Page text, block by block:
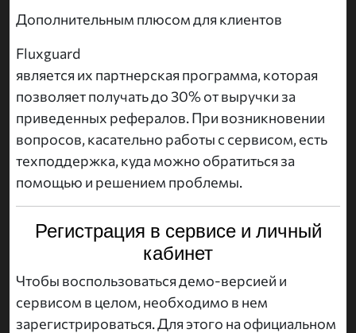
Дополнительным плюсом для клиентов
Fluxguard
является их партнерская программа, которая
позволяет получать до 30% от выручки за
приведенных рефералов. При возникновении
вопросов, касательно работы с сервисом, есть
техподдержка, куда можно обратиться за
помощью и решением проблемы.
Регистрация в сервисе и личный
кабинет
Чтобы воспользоваться демо-версией и
сервисом в целом, необходимо в нем
зарегистрироваться. Для этого на официальном